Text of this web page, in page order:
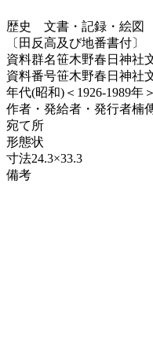
歴史
文書・記録・絵図
〔田反高及び地番書付〕
資料群名笹木野春日神社
資料番号笹木野春日神社
年代(昭和)＜1926-1989年＞
作者・発給者・発行者楠
宛て所
形態状
寸法24.3×33.3
備考